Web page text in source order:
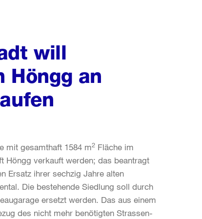
will
Höngg an
mit gesamthaft 1584 m2 Fläche im
Höngg verkauft werden; das beantragt
Ersatz ihrer sechzig Jahre alten
Die bestehende Siedlung soll durch
ersetzt werden. Das aus einem
des nicht mehr benötigten Strassen-